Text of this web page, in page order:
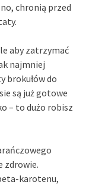
chronią przed
aby zatrzymać
najmniej
brokułów do
są już gotowe
– to dużo robisz
zdrowie.
karotenu,